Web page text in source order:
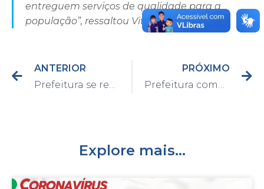
entreguem serviços de qualidade para a
população”, ressaltou Vitão.
ANTERIOR
Prefeitura se reúne com equipe da CPFL
PRÓXIMO
Prefeitura começa imunizar servidores da Saúde e idosos com mais de 90 anos
Explore mais...